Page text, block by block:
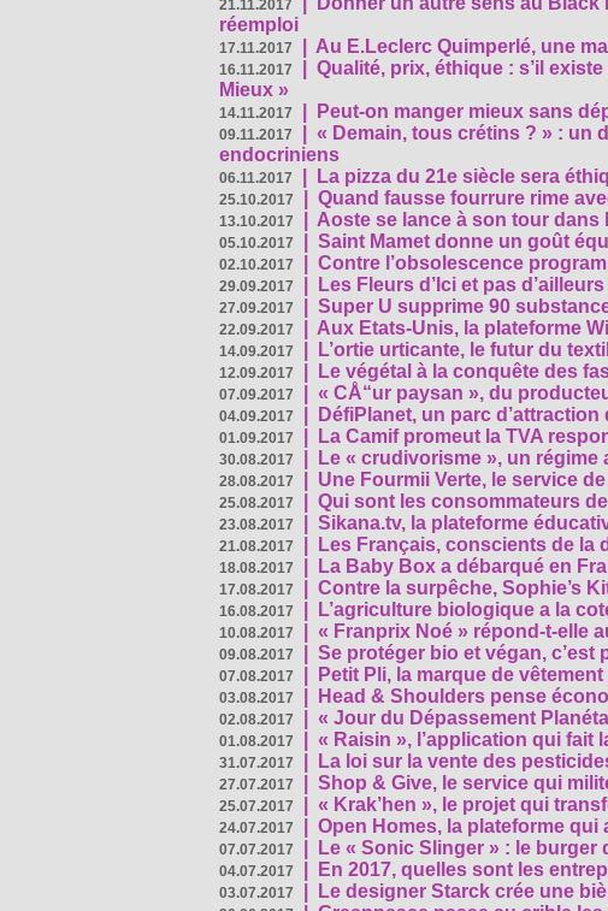
21.11.2017
réemploi
17.11.2017 Au E.Leclerc Quimperlé, une
16.11.2017
Qualité, prix, éthique : s’il
Mieux »
14.11.2017 Peut-on manger mieux sans
09.11.2017
« Demain, tous crétins ? » : un
endocriniens
06.11.2017 La pizza du 21e siècle sera
25.10.2017 Quand fausse fourrure rime
13.10.2017 Aoste se lance à son tour
05.10.2017 Saint Mamet donne un goût
02.10.2017 Contre l’obsolescence
29.09.2017 Les Fleurs d’Ici et pas d’ailleurs
27.09.2017 Super U supprime 90
22.09.2017 Aux Etats-Unis, la plateforme
14.09.2017 L’ortie urticante, le futur du
12.09.2017 Le végétal à la conquête des
07.09.2017 « CÅ“ur paysan », du
04.09.2017 DéfiPlanet, un parc d’attraction
01.09.2017 La Camif promeut la TVA
30.08.2017 Le « crudivorisme », un
28.08.2017 Une Fourmii Verte, le service
25.08.2017 Qui sont les consommateurs
23.08.2017 Sikana.tv, la plateforme
21.08.2017 Les Français, conscients de la
18.08.2017 La Baby Box a débarqué en
17.08.2017 Contre la surpêche, Sophie’s
16.08.2017 L’agriculture biologique a la
10.08.2017 « Franprix Noé » répond-t-elle
09.08.2017 Se protéger bio et végan, c’est
07.08.2017 Petit Pli, la marque de
03.08.2017 Head & Shoulders pense
02.08.2017 « Jour du Dépassement
01.08.2017 « Raisin », l’application qui fait
31.07.2017 La loi sur la vente des
27.07.2017 Shop & Give, le service qui
25.07.2017 « Krak’hen », le projet qui
24.07.2017 Open Homes, la plateforme qui
07.07.2017 Le « Sonic Slinger » : le
04.07.2017 En 2017, quelles sont les
03.07.2017 Le designer Starck crée une